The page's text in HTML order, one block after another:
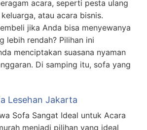
acara, seperti pesta ulang
atau acara bisnis.
jika Anda bisa menyewanya
lebih rendah? Pilihan ini
menciptakan suasana nyaman
Di samping itu, sofa yang
Lesehan Jakarta
Sofa Sangat Ideal untuk Acara
menjadi pilihan yang ideal